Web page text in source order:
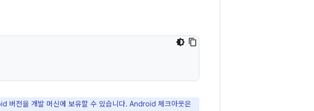
버전을 개발 머신에 보유할 수 있습니다. Android 체크아웃은